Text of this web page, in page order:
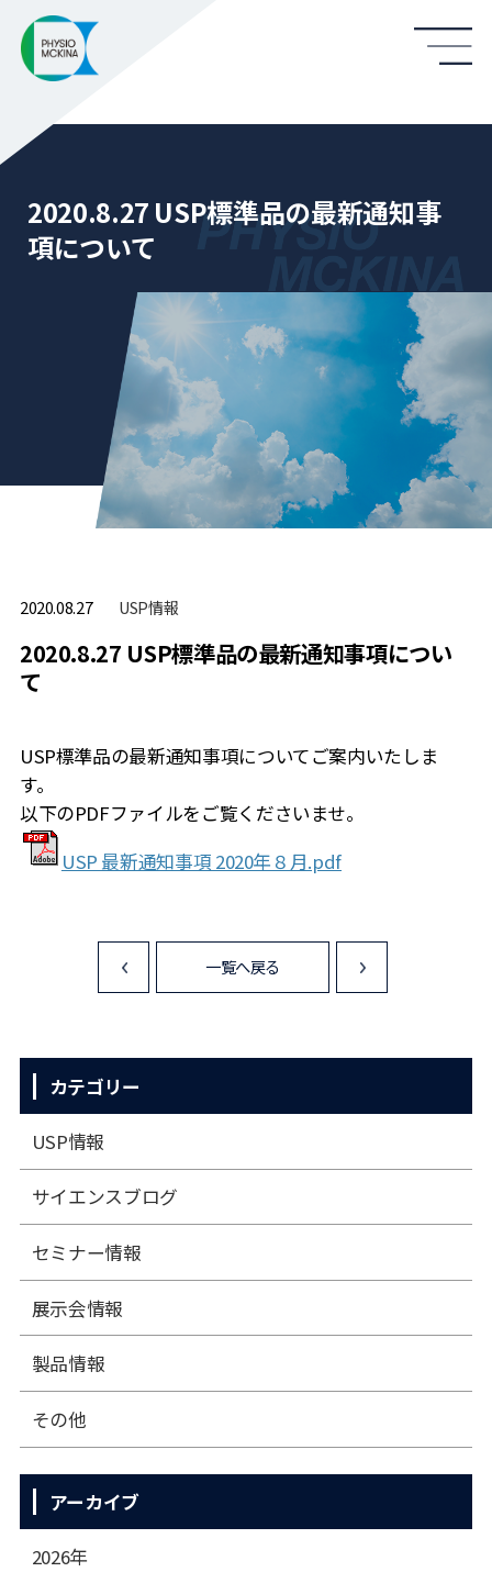
2020.8.27 USP標準品の最新通知事
項について
2020.08.27 USP情報
2020.8.27 USP標準品の最新通知事項につい
て
USP標準品の最新通知事項についてご案内いたしま
す。
以下のPDFファイルをご覧くださいませ。
USP 最新通知事項 2020年８月.pdf
<
一覧へ戻る
カテゴリー
USP情報
サイエンスブログ
セミナー情報
展⽰会情報
製品情報
その他
アーカイブ
2026年